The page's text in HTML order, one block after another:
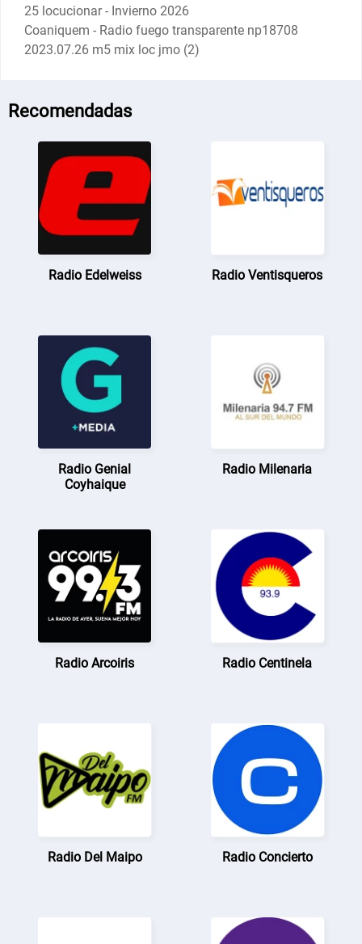
25 locucionar - Invierno 2026
Coaniquem - Radio fuego transparente np18708
2023.07.26 m5 mix loc jmo (2)
Recomendadas
Radio Edelweiss Radio Ventisqueros
Radio Genial
Coyhaique
Radio Milenaria
Radio Arcoiris Radio Centinela
Radio Del Maipo Radio Concierto